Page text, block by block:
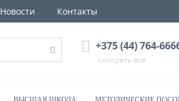
Новости Контакты
+375 (44) 764-
смотреть все